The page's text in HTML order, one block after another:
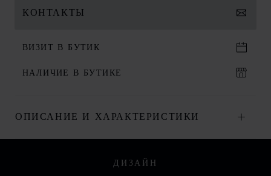
КОНТАКТЫ
ВИЗИТ В БУТИК
НАЛИЧИЕ В БУТИКЕ
ОПИСАНИЕ И ХАРАКТЕРИСТИКИ
ДИЗАЙН